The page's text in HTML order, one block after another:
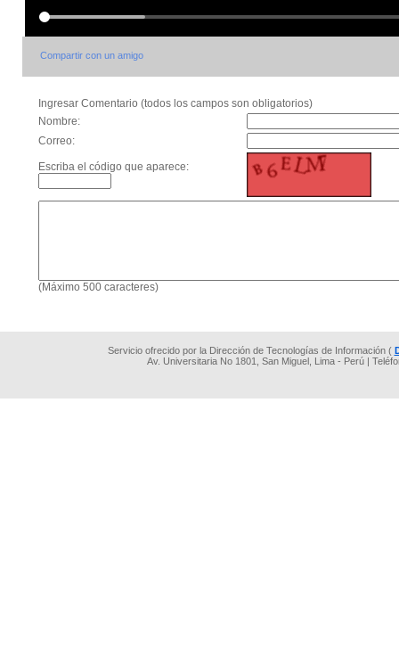
Compartir con un amigo
Ingresar Comentario (todos los campos son obligatorios)
Nombre:
Correo:
Escriba el código que aparece:
(Máximo 500 caracteres)
Servicio ofrecido por la Dirección de Tecnologías de Información (
Av. Universitaria No 1801, San Miguel, Lima - Perú |